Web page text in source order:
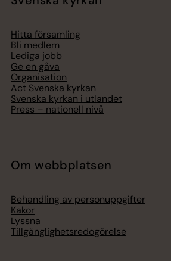
Hitta församling
Bli medlem
Lediga jobb
Ge en gåva
Organisation
Act Svenska kyrkan
Svenska kyrkan i utlandet
Press – nationell nivå
Om webbplatsen
Behandling av personuppgifter
Kakor
Lyssna
Tillgänglighetsredogörelse